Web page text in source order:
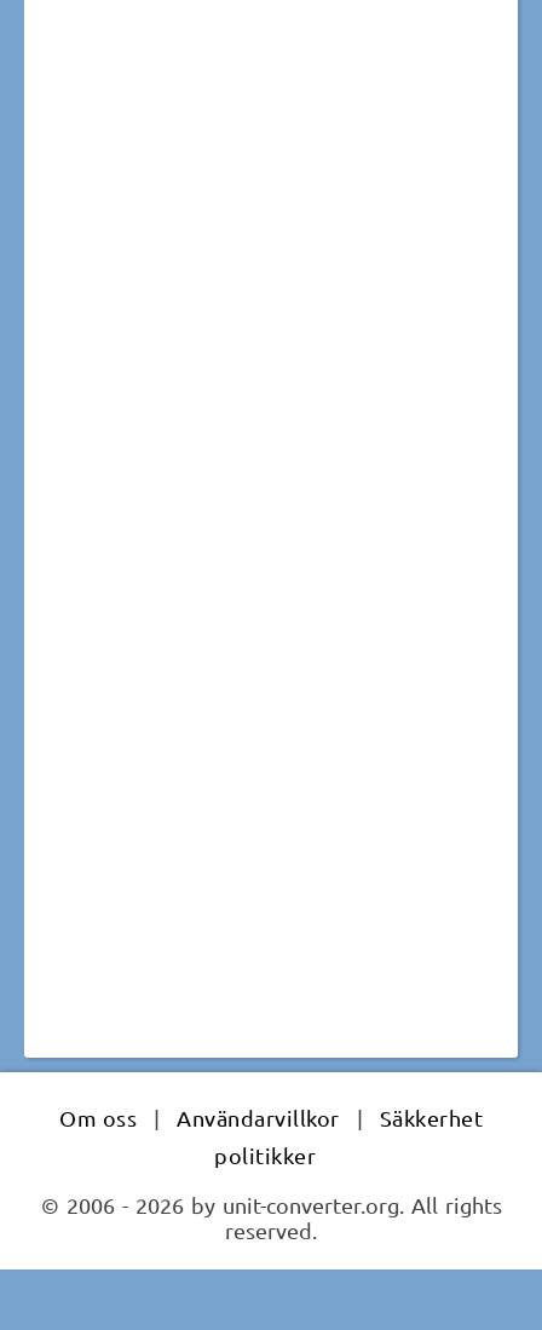
Om oss | Användarvillkor |
Säkkerhet
politikker
© 2006 - 2026 by unit-converter.org. All rights
reserved.